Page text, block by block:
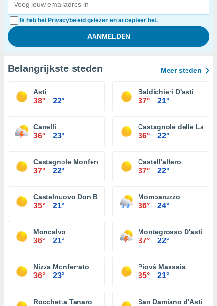
Ik heb het Privacybeleid gelezen en accepteer het.
Belangrijkste steden Meer steden
Asti
38° 22°
Baldichieri D'asti
37° 21°
Canelli
36° 23°
Castagnole delle Lanze
36° 22°
Castagnole Monferrato
37° 22°
Castell'alfero
37° 22°
Castelnuovo Don Bosco
35° 21°
Mombaruzzo
36° 24°
Moncalvo
36° 21°
Montegrosso D'asti
37° 22°
Nizza Monferrato
36° 23°
Piovà Massaia
35° 21°
Rocchetta Tanaro San Damiano d'Asti